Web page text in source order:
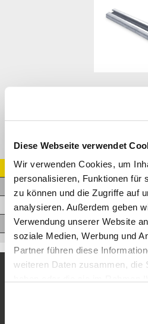
Diese Webseite verwendet
Wir verwenden Cookies, um
personalisieren, Funktionen für
zu können und die Zugriffe auf
analysieren. Außerdem geben
Verwendung unserer Website
soziale Medien, Werbung und
Partner führen diese
weiteren Daten zusammen, die
Artikel Nr.
V.TSE2VZ
V.TSE3VZ